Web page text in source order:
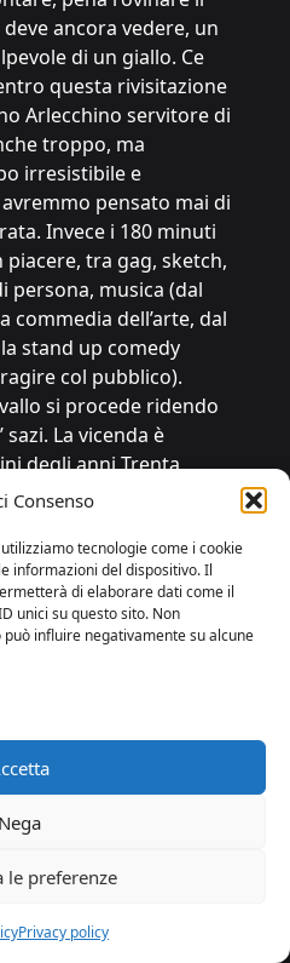
Consenso
tecnologie come i cookie
informazioni del dispositivo. Il
di elaborare dati come il
unici su questo sito. Non
influire negativamente su alcune
Nega
le preferenze
Privacy policy
ancora vedere, un
di un giallo. Ce
questa rivisitazione
Arlecchino servitore di
troppo, ma
irresistibile e
pensato mai di
Invece i 180 minuti
tra gag, sketch,
persona, musica (dal
commedia dell’arte, dal
stand up comedy
col pubblico).
si procede ridendo
La vicenda è
degli anni Trenta
la Brighton del
del suo modello
due lavori li prende
che i due
e non sono troppo
si deve ingegnare
non sarà l’unico. Il
varie che neanche a
Favino, qui
autore della
Marit Nissen
Guida un gruppo